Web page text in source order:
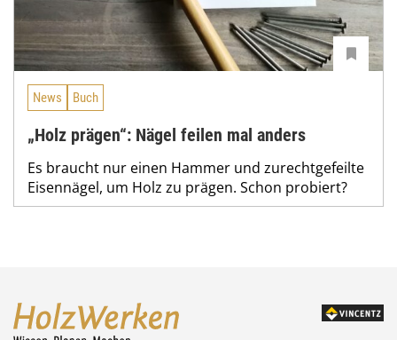
News Buch
„Holz prägen“: Nägel feilen mal anders
Es braucht nur einen Hammer und zurechtgefeilte
Eisennägel, um Holz zu prägen. Schon probiert?